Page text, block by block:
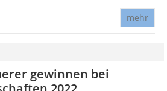
mehr
gewinnen bei